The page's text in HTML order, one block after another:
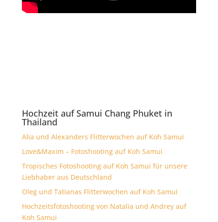
Hochzeit auf Samui Chang Phuket in
Thailand
Alia und Alexanders Flitterwochen auf Koh Samui
Love&Maxim – Fotoshooting auf Koh Samui
Tropisches Fotoshooting auf Koh Samui für unsere
Liebhaber aus Deutschland
Oleg und Tatianas Flitterwochen auf Koh Samui
Hochzeitsfotoshooting von Natalia und Andrey auf
Koh Samui